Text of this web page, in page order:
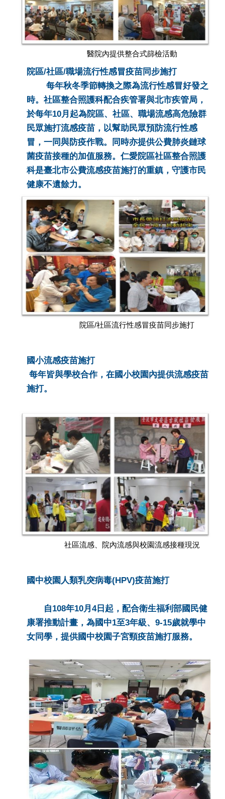
醫院內提供整合式篩檢活動
院區/社區/職場流行性感冒疫苗同步施打
每年秋冬季節轉換之際為流行性感冒好發之
時。社區整合照護科配合疾管署與北市疾管局，
於每年10月起為院區、社區、職場流感高危險群
民眾施打流感疫苗，以幫助民眾預防流行性感
冒，一同與防疫作戰。同時亦提供公費肺炎鏈球
菌疫苗接種的加值服務。仁愛院區社區整合照護
科是臺北市公費流感疫苗施打的重鎮，守護市民
健康不遺餘力。
院區/社區流行性感冒疫苗同步施打
國小流感疫苗施打
每年皆與學校合作，在國小校園內提供流感疫苗
施打。
社區流感、院內流感與校園流感接種現況
國中校園人類乳突病毒(HPV)疫苗施打
自108年10月4日起，配合衛生福利部國民健
康署推動計畫，為國中1至3年級、9-15歲就學中
女同學，提供國中校園子宮頸疫苗施打服務。